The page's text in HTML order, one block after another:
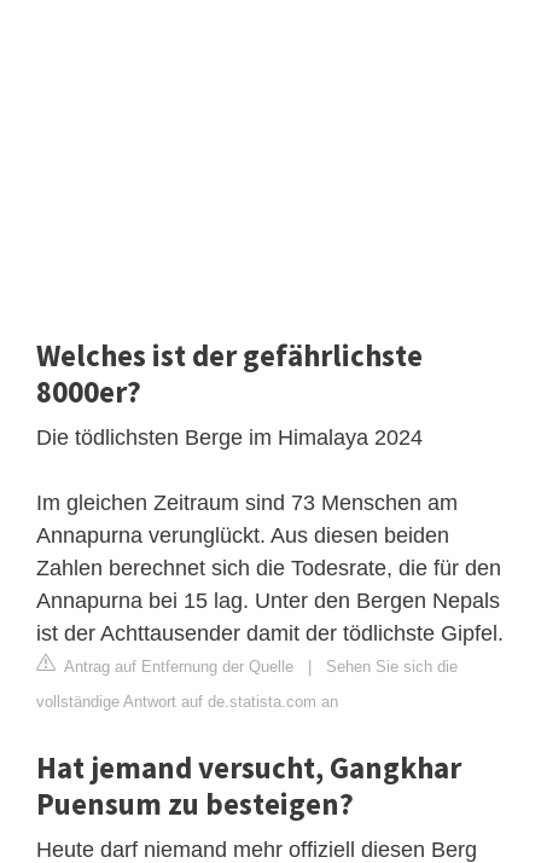
Welches ist der gefährlichste
8000er?
Die tödlichsten Berge im Himalaya 2024
Im gleichen Zeitraum sind 73 Menschen am
Annapurna verunglückt. Aus diesen beiden
Zahlen berechnet sich die Todesrate, die für den
Annapurna bei 15 lag. Unter den Bergen Nepals
ist der Achttausender damit der tödlichste Gipfel.
Antrag auf Entfernung der Quelle | Sehen Sie sich die
vollständige Antwort auf de.statista.com an
Hat jemand versucht, Gangkhar
Puensum zu besteigen?
Heute darf niemand mehr offiziell diesen Berg